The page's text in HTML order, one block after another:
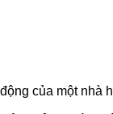
của một nhà